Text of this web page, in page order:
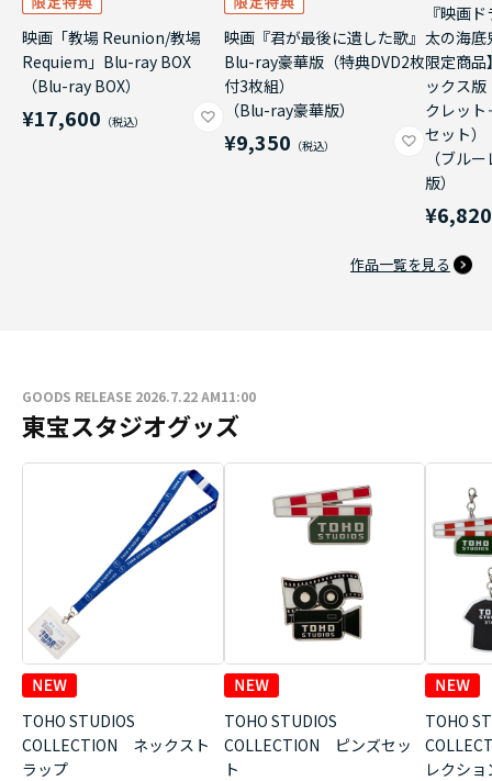
映画「教場 Reunion/教場
Requiem」Blu-ray BOX
（Blu-ray BOX）
¥17,600
映画『君が最後に遺した歌』
Blu-ray豪華版（特典DVD2枚
付3枚組）
（Blu-ray豪華版）
¥9,350
『映画
太の海底
限定商品
ックス
クレッ
セット）
（ブル
版）
¥6,820
作品一覧を見る
GOODS RELEASE 2026.7.22 AM11:00
東宝スタジオグッズ
TOHO STUDIOS
COLLECTION ネックスト
ラップ
TOHO STUDIOS
COLLECTION ピンズセッ
ト
TOHO
レクシ